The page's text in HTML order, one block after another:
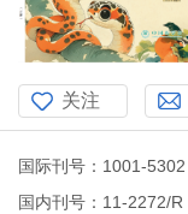
关注
国际刊号：1001-5302
国内刊号：11-2272/R